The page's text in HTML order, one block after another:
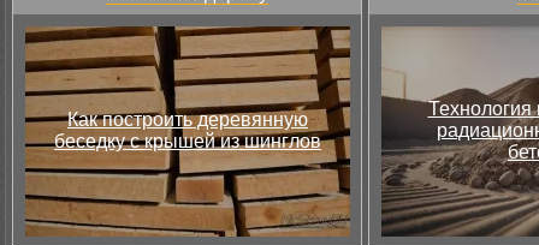
Как построить деревянную
беседку с крышей из шинглов
Технология